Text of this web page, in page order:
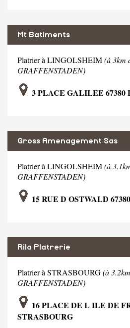
Mt Batiments
Platrier à LINGOLSHEIM(à 3km
GRAFFENSTADEN)
3 PLACE GALILEE
Gross Amenagement Sas
Platrier à LINGOLSHEIM(à
GRAFFENSTADEN)
15 RUE D OSTWALD
Rila Platrerie
Platrier à STRASBOURG(à
GRAFFENSTADEN)
16 PLACE DE L ILE DE
STRASBOURG